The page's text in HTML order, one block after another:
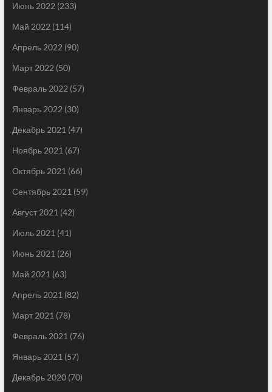
Июнь 2022 (233)
Май 2022 (114)
Апрель 2022 (90)
Март 2022 (50)
Февраль 2022 (57)
Январь 2022 (30)
Декабрь 2021 (47)
Ноябрь 2021 (67)
Октябрь 2021 (66)
Сентябрь 2021 (59)
Август 2021 (42)
Июль 2021 (41)
Июнь 2021 (26)
Май 2021 (63)
Апрель 2021 (82)
Март 2021 (78)
Февраль 2021 (76)
Январь 2021 (57)
Декабрь 2020(70)